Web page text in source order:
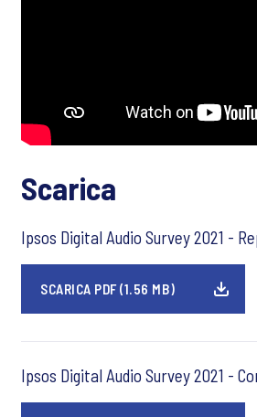
Scarica
Ipsos Digital Audio Survey 2021 -
SCARICA PDF (1.56 MB)
Ipsos Digital Audio Survey 2021 -